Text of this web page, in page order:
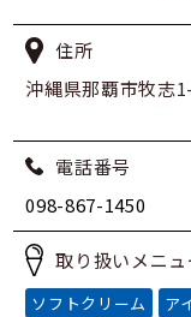
住所
沖縄県那覇市牧志
電話番号
098-867-1450
取り扱いメニュ
ソフトクリーム ア